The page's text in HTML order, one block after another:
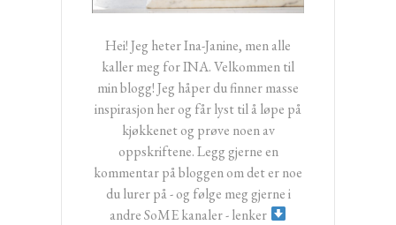
Hei! Jeg heter Ina-Janine, men alle
kaller meg for INA. Velkommen til
min blogg! Jeg håper du finner masse
inspirasjon her og får lyst til å løpe på
kjøkkenet og prøve noen av
oppskriftene. Legg gjerne en
kommentar på bloggen om det er noe
du lurer på - og følge meg gjerne i
andre SoME kanaler - lenker